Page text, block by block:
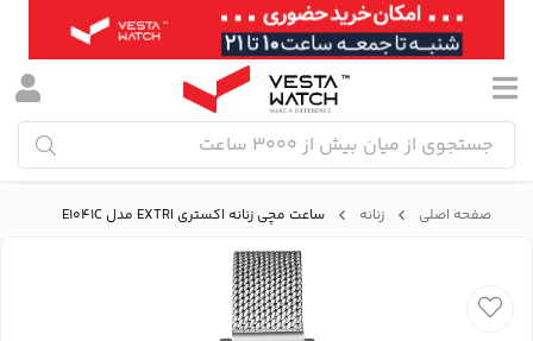
صفحه اصلی زنانه ساعت مچی زنانه اکستری EXTRI مدل E1041C